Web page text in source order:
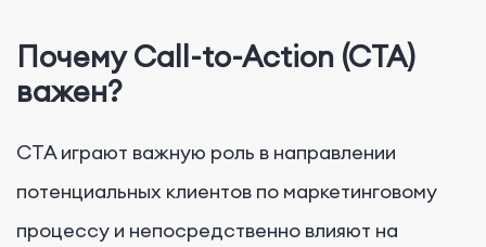
Почему Call-to-Action (CTA)
важен?
CTA играют важную роль в направлении
потенциальных клиентов по маркетинговому
процессу и непосредственно влияют на